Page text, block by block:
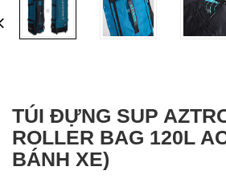
TÚI ĐỰNG SUP
ROLLER BAG 120L
BÁNH XE)